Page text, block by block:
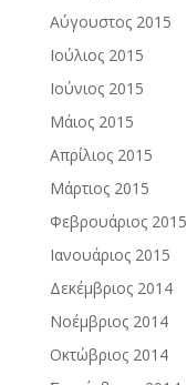
Αύγουστος 2015
Ιούλιος 2015
Ιούνιος 2015
Μάιος 2015
Απρίλιος 2015
Μάρτιος 2015
Φεβρουάριος 2015
Ιανουάριος 2015
Δεκέμβριος 2014
Νοέμβριος 2014
Οκτώβριος 2014